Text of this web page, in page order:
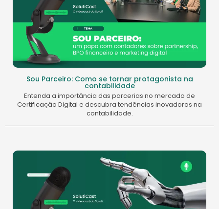
Sou Parceiro: Como se tornar protagonista na
contabilidade
Entenda a importância das parcerias no mercado de
Certificação Digital e descubra tendências inovadoras na
contabilidade.